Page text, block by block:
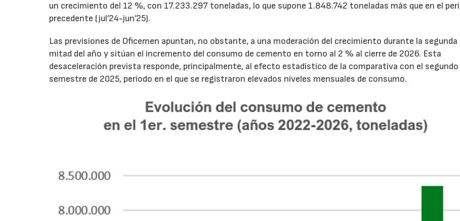
un crecimiento del 12 %, con 17.233.297 toneladas, lo que supone 1.848.742 toneladas más que en el
precedente (jul’24-jun’25).
Las previsiones de Oficemen apuntan, no obstante, a una moderación del crecimiento durante la segunda
mitad del año y sitúan el incremento del consumo de cemento en torno al 2 % al cierre de 2026. Esta
desaceleración prevista responde, principalmente, al efecto estadístico de la comparativa con el segundo
semestre de 2025, período en el que se registraron elevados niveles mensuales de consumo.